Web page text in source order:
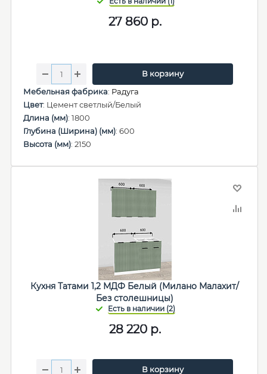
27 860р.
В корзину
Мебельная фабрика: Радуга
Цвет: Цемент светлый/Белый
Длина (мм): 1800
Глубина (Ширина) (мм): 600
Высота (мм): 2150
Кухня Татами 1,2 МДФ Белый (Милано Малахит/
Без столешницы)
28 220р.
В корзину